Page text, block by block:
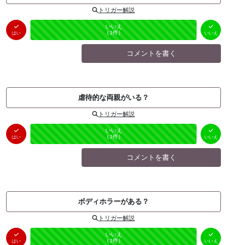
トリガー解説
はい
はい
（0件）
未投票
いいえ
（1件） いいえ
コメントを書く
虐待的な両親がいる？
トリガー解説
はい
はい
（0件）
未投票
いいえ
（1件） いいえ
コメントを書く
ボディホラーがある？
トリガー解説
はい
はい
（0件）
未投票
いいえ
（1件） いいえ